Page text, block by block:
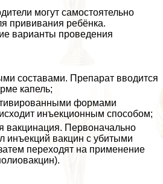
могут самостоятельно
прививания ребёнка.
варианты проведения
составами. Препарат вводится
капель;
формами
инъекционным способом;
вакцинация. Первоначально
инъекций вакцин с убитыми
переходят на применение